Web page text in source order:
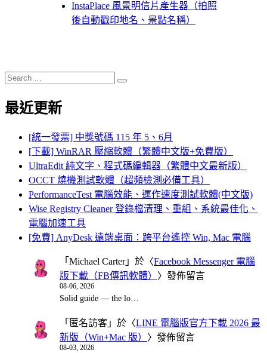
InstaPlace 風景明信片產生器（拍照
後自動戳印地名、景點名稱）
Search
for:
Search
最近更新
[統一發票] 中獎號碼 115 年 5、6月
[下載] WinRAR 壓縮軟體（繁體中文版+免費版）
UltraEdit 純文字、程式碼編輯器（繁體中文最新版）
OCCT 燒機測試軟體（超頻檢測必備工具）
PerformanceTest 電腦效能、運作速度測試軟體(中文版)
Wise Registry Cleaner 登錄檔清理、重組、系統最佳化、
電腦加速工具
[免費] AnyDesk 遠端桌面：跨平台遙控 Win, Mac 電腦
「 Michael Carter」於〈Facebook Messenger 電腦
版下載（FB傳訊軟體） 〉發佈留言
08-06, 2026
Solid guide — the lo…
「 匿名訪客 」於〈LINE 電腦版官方下載 2026 最
新版（Win+Mac 版） 〉發佈留言
08-03, 2026